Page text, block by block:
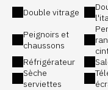
Double vitrage
Peignoirs et
chaussons
Réfrigérateur
Sèche
serviettes